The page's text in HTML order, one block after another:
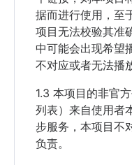
据而进行使用，至
项目无法校验其准
中可能会出现希望
不对应或者无法播
1.3 本项目的非官
列表）来自使用者
步服务，本项目不
负责。